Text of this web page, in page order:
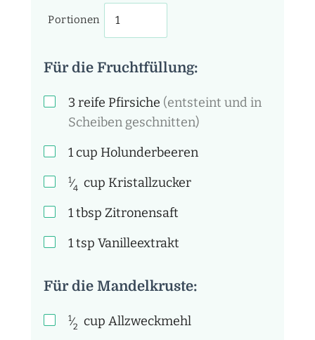
Portionen
Für die Fruchtfüllung:
3 reife Pfirsiche (entsteint und in
Scheiben geschnitten)
1cup Holunderbeeren
1⁄4 cup Kristallzucker
1tbsp Zitronensaft
1tsp Vanilleextrakt
Für die Mandelkruste:
1⁄2 cup Allzweckmehl